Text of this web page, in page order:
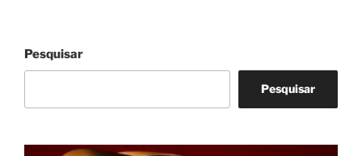
Pesquisar
Pesquisar